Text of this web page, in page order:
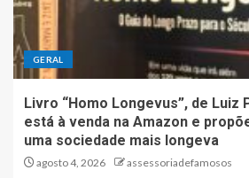
GERAL
Livro “Homo Longevus”, de Luiz
está à venda na Amazon e
uma sociedade mais longeva
agosto 4, 2026 assessoriadefamosos